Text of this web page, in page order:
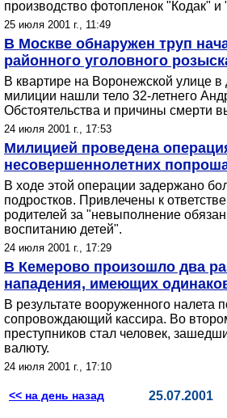
производство фотопленок "Кодак" и
25 июля 2001 г., 11:49
В Москве обнаружен труп
районного уголовного
В квартире на Воронежской улице в
милиции нашли тело 32-летнего
Обстоятельства и причины смерти
24 июля 2001 г., 17:53
Милицией проведена
несовершеннолетних
В ходе этой операции задержано
подростков. Привлечены к
родителей за "невыполнение
воспитанию детей".
24 июля 2001 г., 17:29
В Кемерово произошло два
нападения, имеющих
В результате вооруженного налета
сопровождающий кассира. Во
преступников стал человек,
валюту.
24 июля 2001 г., 17:10
<< на день назад 25.07.2001